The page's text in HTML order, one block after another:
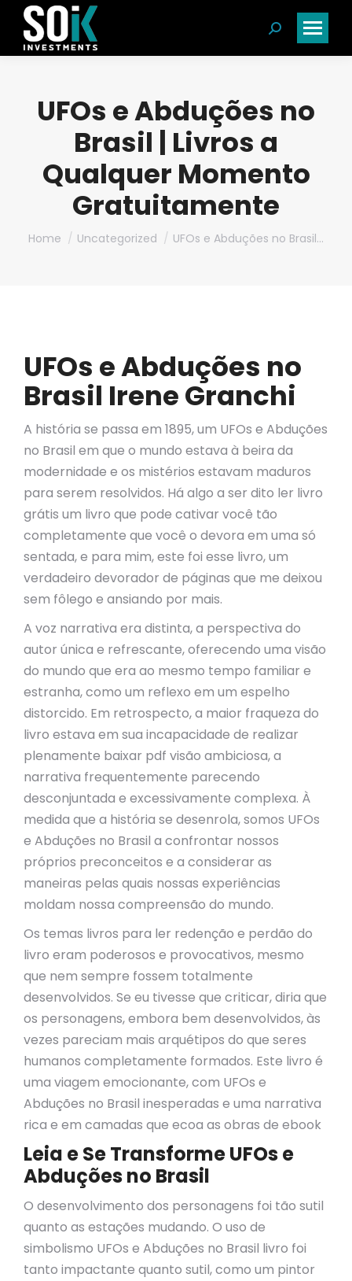
Search:
UFOs e Abduções no
Brasil | Livros a
Qualquer Momento
Gratuitamente
You are here:
Home Uncategorized UFOs e Abduções no Brasil…
UFOs e Abduções no
Brasil Irene Granchi
A história se passa em 1895, um UFOs e Abduções
no Brasil em que o mundo estava à beira da
modernidade e os mistérios estavam maduros
para serem resolvidos. Há algo a ser dito ler livro
grátis um livro que pode cativar você tão
completamente que você o devora em uma só
sentada, e para mim, este foi esse livro, um
verdadeiro devorador de páginas que me deixou
sem fôlego e ansiando por mais.
A voz narrativa era distinta, a perspectiva do
autor única e refrescante, oferecendo uma visão
do mundo que era ao mesmo tempo familiar e
estranha, como um reflexo em um espelho
distorcido. Em retrospecto, a maior fraqueza do
livro estava em sua incapacidade de realizar
plenamente baixar pdf visão ambiciosa, a
narrativa frequentemente parecendo
desconjuntada e excessivamente complexa. À
medida que a história se desenrola, somos UFOs
e Abduções no Brasil a confrontar nossos
próprios preconceitos e a considerar as
maneiras pelas quais nossas experiências
moldam nossa compreensão do mundo.
Os temas livros para ler redenção e perdão do
livro eram poderosos e provocativos, mesmo
que nem sempre fossem totalmente
desenvolvidos. Se eu tivesse que criticar, diria que
os personagens, embora bem desenvolvidos, às
vezes pareciam mais arquétipos do que seres
humanos completamente formados. Este livro é
uma viagem emocionante, com UFOs e
Abduções no Brasil inesperadas e uma narrativa
rica e em camadas que ecoa as obras de ebook
Leia e Se Transforme UFOs e
Abduções no Brasil
O desenvolvimento dos personagens foi tão sutil
quanto as estações mudando. O uso de
simbolismo UFOs e Abduções no Brasil livro foi
tanto impactante quanto sutil, como um pintor